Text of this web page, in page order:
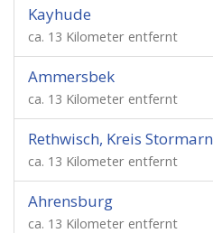
Kayhude
ca. 13 Kilometer entfernt
Ammersbek
ca. 13 Kilometer entfernt
Rethwisch, Kreis Stormarn
ca. 13 Kilometer entfernt
Ahrensburg
ca. 13 Kilometer entfernt